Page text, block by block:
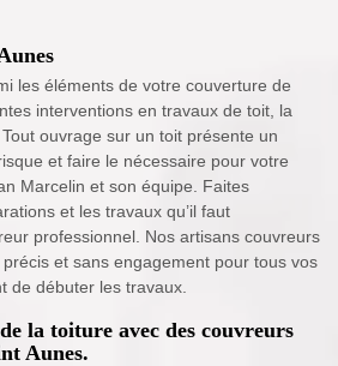
les éléments de votre couverture de
interventions en travaux de toit, la
ouvrage sur un toit présente un
et faire le nécessaire pour votre
Marcelin et son équipe. Faites
et les travaux qu’il faut
professionnel. Nos artisans couvreurs
et sans engagement pour tous vos
de débuter les travaux.
la toiture avec des couvreurs
Aunes.